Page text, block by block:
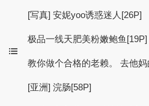
[写真] 安妮yoo诱惑迷人[26P]
极品一线天肥美粉嫩鲍鱼[19P]
教你做个合格的老赖。 去他
[亚洲] 浣肠[58P]